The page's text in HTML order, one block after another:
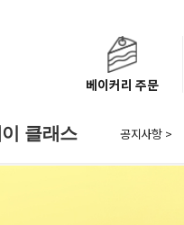
베이커리 주문
클래스 공지사항 >